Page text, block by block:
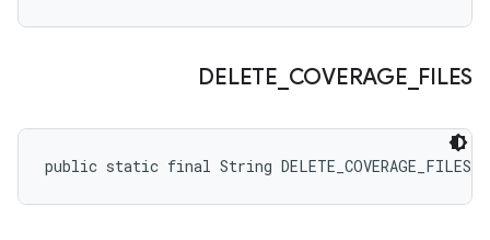
DELETE COVERAGE FILES
public static final String DELETE_COVERAGE_FILES